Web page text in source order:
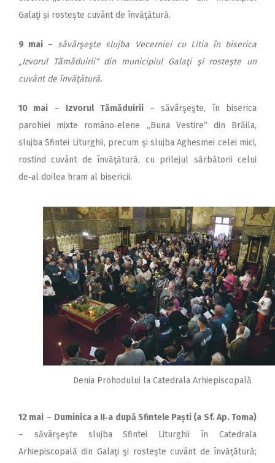
Galaţi și rostește cuvânt de învăţătură.
9 mai – săvârşeşte slujba Vecerniei cu Litia în biserica
„Izvorul Tămăduirii“ din municipiul Galaţi şi rosteşte un
cuvânt de învăţătură.
10 mai – Izvorul Tămăduirii– săvârşeşte, în biserica
parohiei mixte româno‑elene ,,Buna Vestire“ din Brăila,
slujba Sfintei Liturghii, precum şi slujba Aghesmei celei mici,
rostind cuvânt de învăţătură, cu prilejul sărbătorii celui
de‑al doilea hram al bisericii.
Denia Prohodului la Catedrala Arhiepiscopală
12 mai – Duminica a II‑a după Sfintele Paști (a Sf. Ap. Toma)
– săvârşeşte slujba Sfintei Liturghii în Catedrala
Arhiepiscopală din Galaţi şi rosteşte cuvânt de învăţătură;